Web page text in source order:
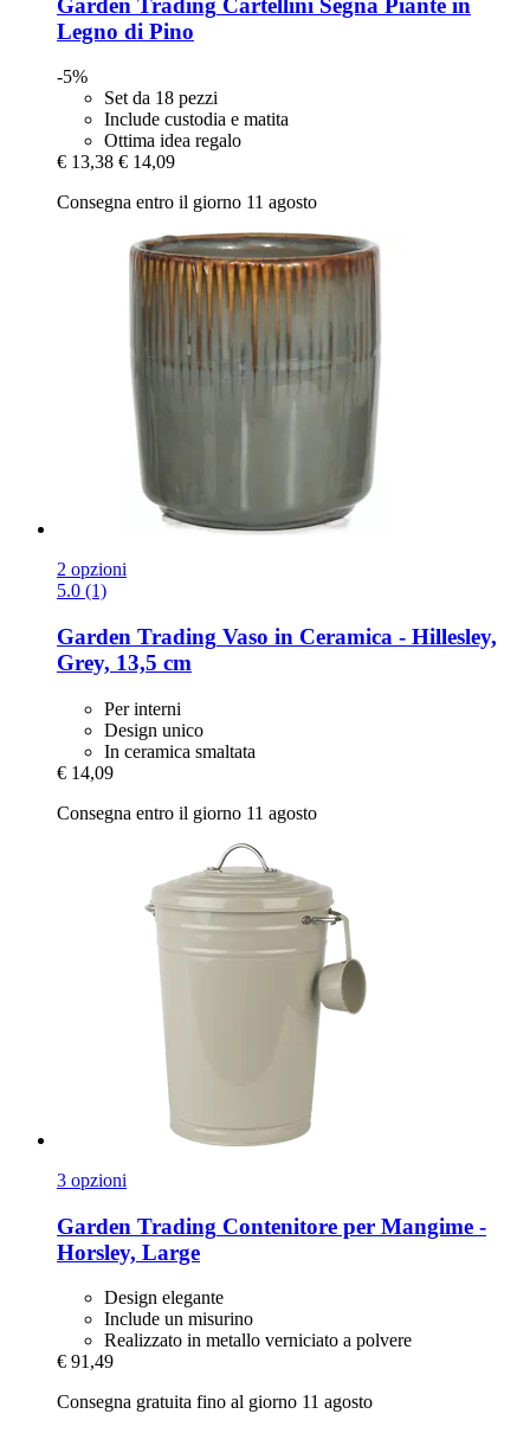
Garden Trading Cartellini Segna Piante in
Legno di Pino
-5%
Set da 18 pezzi
Include custodia e matita
Ottima idea regalo
€ 13,38 € 14,09
Consegna entro il giorno 11 agosto
2 opzioni
5.0 (1)
Garden Trading Vaso in Ceramica -​ Hillesley,
Grey, 13,5 cm
Per interni
Design unico
In ceramica smaltata
€ 14,09
Consegna entro il giorno 11 agosto
3 opzioni
Garden Trading Contenitore per Mangime -​
Horsley, Large
Design elegante
Include un misurino
Realizzato in metallo verniciato a polvere
€ 91,49
Consegna gratuita fino al giorno 11 agosto